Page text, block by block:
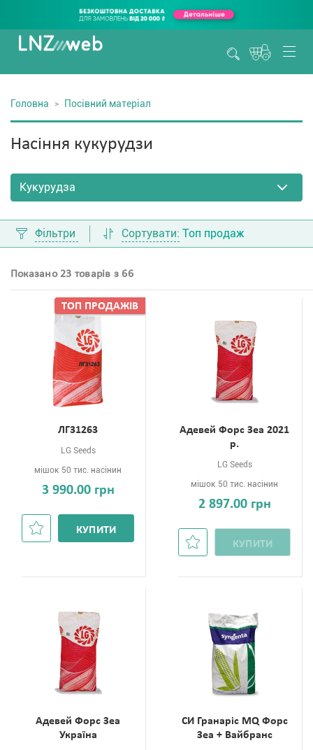
Головна Посівний матеріал
Насіння кукурудзи
Фільтри Сортувати: Топ продаж
Показано 23 товарів з 66
ЛГ31263
ТОП ПРОДАЖIВ
LG Seeds
мішок 50 тис. насінин
3 990.00 грн
КУПИТИ
Адевей Форс Зеа 2021
р.
LG Seeds
мішок 50 тис. насінин
2 897.00 грн
КУПИТИ
Адевей Форс Зеа
Україна
СИ Гранаріс MQ Форс
Зеа + Вайбранс